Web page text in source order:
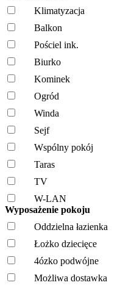
Klimatyzacja
Balkon
Pościel ink.
Biurko
Kominek
Ogród
Winda
Sejf
Wspólny pokój
Taras
TV
W-LAN
Wyposażenie pokoju
Oddzielna łazienka
Łożko dziecięce
4ózko podwójne
Możliwa dostawka